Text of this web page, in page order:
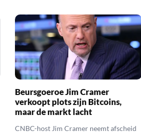
Beursgoeroe Jim Cramer
verkoopt plots zijn Bitcoins,
maar de markt lacht
CNBC-host Jim Cramer neemt afscheid